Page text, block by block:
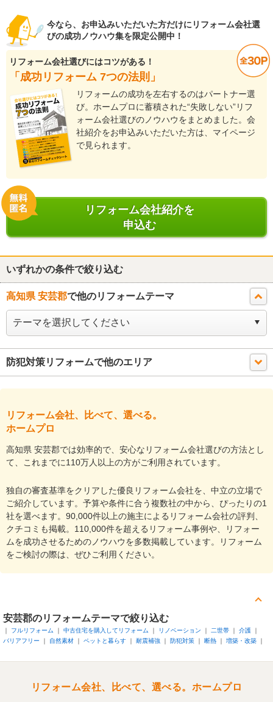
今なら、お申込みいただいた方だけにリフォーム会社選
びの成功ノウハウ集を限定公開中！
リフォーム会社選びにはコツがある！
「成功リフォーム 7つの法則」
リフォームの成功を左右するのはパートナー選
び。ホームプロに蓄積された“失敗しない”リフ
ォーム会社選びのノウハウをまとめました。会
社紹介をお申込みいただいた方は、マイページ
で見られます。
リフォーム会社紹介を
申込む
いずれかの条件で絞り込む
高知県 安芸郡で他のリフォームテーマ
防犯対策リフォームで他のエリア
リフォーム会社、比べて、選べる。
ホームプロ
高知県 安芸郡では効率的で、安心なリフォーム会社選びの方法とし
て、これまでに110万人以上の方がご利用されています。
独自の審査基準をクリアした優良リフォーム会社を、中立の立場で
ご紹介しています。予算や条件に合う複数社の中から、ぴったりの1
社を選べます。90,000件以上の施主によるリフォーム会社の評判、
クチコミも掲載。110,000件を超えるリフォーム事例や、リフォー
ムを成功させるためのノウハウを多数掲載しています。リフォーム
をご検討の際は、ぜひご利用ください。
安芸郡のリフォームテーマで絞り込む
フルリフォーム 中古住宅を購入してリフォーム リノベーション 二世帯
介護
バリアフリー
自然素材 ペットと暮らす 耐震補強 防犯対策 断熱 増築・改築
リフォーム会社、比べて、選べる。ホームプロ